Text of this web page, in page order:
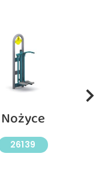
Nożyce
26139